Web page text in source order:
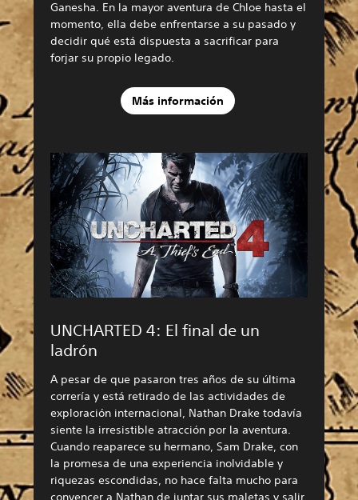
Ganesha. En la mayor aventura de Chloe hasta el
momento, ella debe enfrentarse a su pasado y
decidir qué está dispuesta a sacrificar para
forjar su propio legado.
Más información
UNCHARTED 4: El final de un
ladrón
A pesar de que pasaron tres años de su última
correría y está retirado de las actividades de
exploración internacional, Nathan Drake todavía
siente la irresistible atracción por la aventura.
Cuando reaparece su hermano, Sam Drake, con
la promesa de una experiencia inolvidable y
riquezas escondidas, no hace falta mucho para
convencer a Nathan de juntar sus maletas y salir